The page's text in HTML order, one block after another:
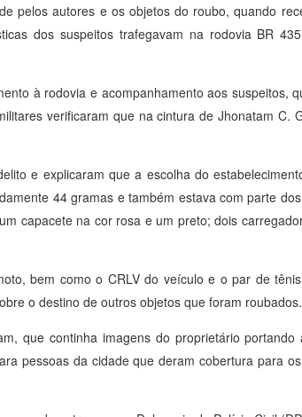
pelos autores e os objetos do roubo, quando
dos suspeitos trafegavam na rodovia BR
à rodovia e acompanhamento aos suspeitos,
verificaram que na cintura de Jhonatam C.
e explicaram que a escolha do
44 gramas e também estava com parte
capacete na cor rosa e um preto; dois
bem como o CRLV do veículo e o par de
o destino de outros objetos que foram roubados.
que continha imagens do proprietário
pessoas da cidade que deram cobertura para